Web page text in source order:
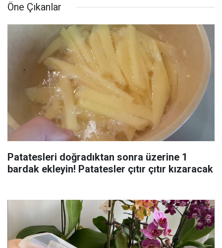
Öne Çıkanlar
Patatesleri doğradıktan sonra üzerine 1
bardak ekleyin! Patatesler çıtır çıtır kızaracak